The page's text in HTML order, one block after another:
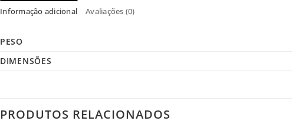
Informação adicional Avaliações (0)
PESO
DIMENSÕES
PRODUTOS RELACIONADOS